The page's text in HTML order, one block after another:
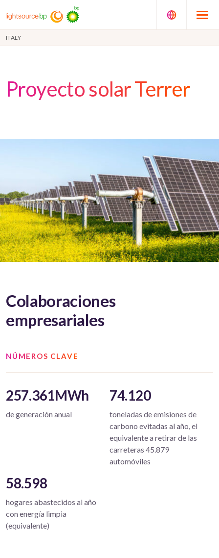
ITALY
Proyecto solar Terrer
Colaboraciones
empresariales
NÚMEROS CLAVE
257.361MWh
de generación anual
74.120
toneladas de emisiones de
carbono evitadas al año, el
equivalente a retirar de las
carreteras 45.879
automóviles
58.598
hogares abastecidos al año
con energía limpia
(equivalente)